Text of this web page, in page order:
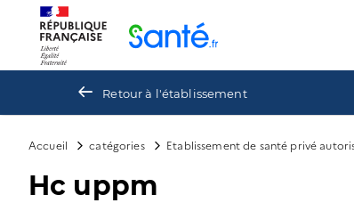
Retour à l'établissement
Accueil catégories Etablissement de santé privé
Hc uppm
Panneau de gestion des cookies